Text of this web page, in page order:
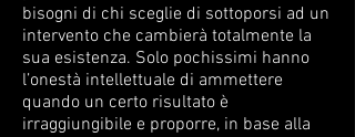
bisogni di chi sceglie di sottoporsi ad un
intervento che cambierà totalmente la
sua esistenza. Solo pochissimi hanno
l’onestà intellettuale di ammettere
quando un certo risultato è
irraggiungibile e proporre, in base alla